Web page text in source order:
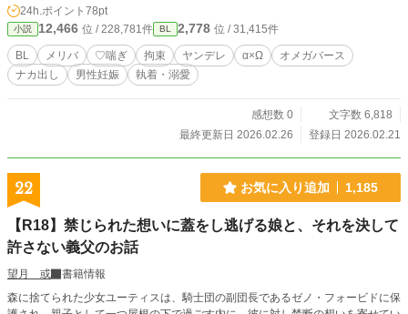
こなすタイプで、日本でも屈指の難関大学へ。由良は、頭も運動神経もあまり良
くないが、誠に助けてもらいながら大学には無事進学した。大学入学後も定期的
にあっては遊んでいる二人だったが、誠にはある企みがあって…
24h.ポイント 78pt
小説 12,466 位 / 228,781件 BL 2,778 位 / 31,415件
BL メリバ ♡喘ぎ 拘束 ヤンデレ α×Ω
オメガバース
ナカ出し
男性妊娠 執着・溺愛
感想数 0
文字数 6,818
最終更新日 2026.02.26
登録日 2026.02.21
22 お気に入り追加 1,185
【R18】禁じられた想いに蓋をし逃げる娘と、それを決して
許さない義父のお話
望月 或
書籍情報
森に捨てられた少女ユーティスは、騎士団の副団長であるゼノ・フォービドに保